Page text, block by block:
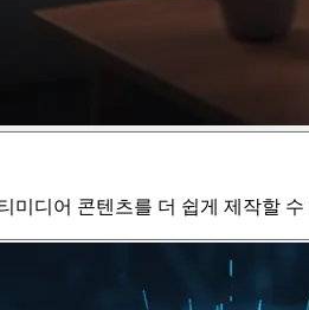
미디어 콘텐츠를 더 쉽게 제작할